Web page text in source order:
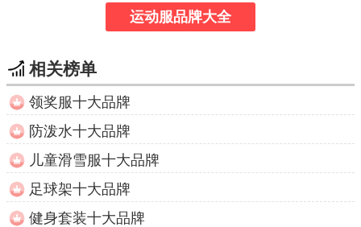
运动服品牌大全
相关榜单
领奖服十大品牌
防泼水十大品牌
儿童滑雪服十大品牌
足球架十大品牌
健身套装十大品牌